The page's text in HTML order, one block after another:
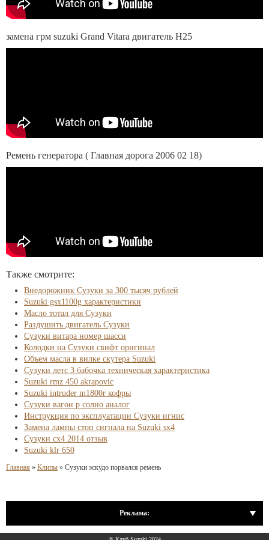
замена грм suzuki Grand Vitara двигатель H25
Ремень генератора ( Главная дорога 2006 02 18)
Также смотрите:
Внедорожник Сузуки за 300 тысяч рублей
Suzuki gsx1100g характеристики
Масло тотал для Сузуки
Раздушить двигатель Сузуки
Сузуки витара номер шасси
Колодки на Сузуки свифт оригинал
Объем масла в вилке скутера Suzuki
Сузуки летс 3 бабочка техническая характеристика
Suzuki rmz 450 akrapovic
Suzuki intruder m1800r кофры
Сузуки вагон р солио аналог
Инструкция по эксплуатации Сузуки игнис
Замена лампы стоп сигнала на Suzuki sx4
Сузуки сх4 2014 отзыв
Suzuki klr 650
Главная » Клипы » Сузуки эскудо порвался ремень
Реклама: